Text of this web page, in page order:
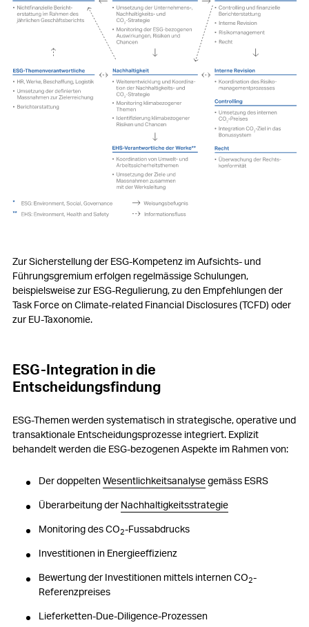
Zur Sicherstellung der ESG-Kompetenz im Aufsichts- und
Führungsgremium erfolgen regelmässige Schulungen,
beispielsweise zur ESG-Regulierung, zu den Empfehlungen der
Task Force on Climate-related Financial Disclosures (TCFD) oder
zur EU-Taxonomie.
ESG-Integration in die
Entscheidungsfindung
ESG-Themen werden systematisch in strategische, operative und
transaktionale Entscheidungsprozesse integriert. Explizit
behandelt werden die ESG-bezogenen Aspekte im Rahmen von:
Der doppeltenWesentlichkeitsanalysegemäss ESRS
Überarbeitung der Nachhaltigkeitsstrategie
Monitoring des CO2-Fussabdrucks
Investitionen in Energieeffizienz
Bewertung der Investitionen mittels internen CO2-
Referenzpreises
Lieferketten-Due-Diligence-Prozessen